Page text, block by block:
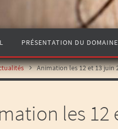
PRÉSENTATION DU DOMAINE
Animation les 12 et 13 juin
les 12